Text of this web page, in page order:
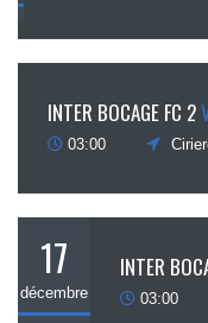
INTER BOCAGE FC 2
03:00
17
décembre
INTER
03:00